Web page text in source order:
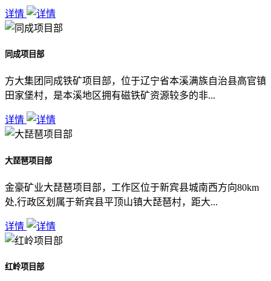
详情
同成项目部
方大集团同成铁矿项目部，位于辽宁省本溪满族自治县高官镇
田家堡村，是本溪地区拥有磁铁矿资源较多的非...
详情
大琵琶项目部
金豪矿业大琵琶项目部，工作区位于新宾县城南西方向80km
处,行政区划属于新宾县平顶山镇大琵琶村，距大...
详情
红岭项目部